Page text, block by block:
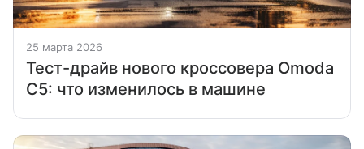
25 марта 2026
Тест-драйв нового кроссовера Omoda
C5: что изменилось в машине